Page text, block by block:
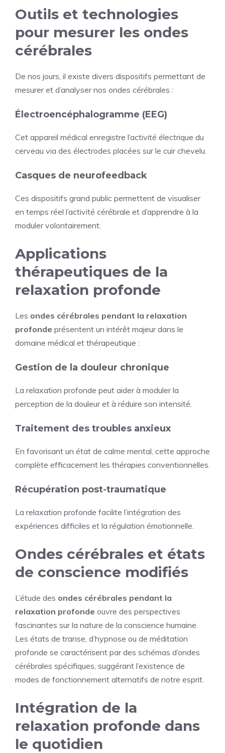
Outils et technologies
pour mesurer les ondes
cérébrales
De nos jours, il existe divers dispositifs permettant de
mesurer et d’analyser nos ondes cérébrales :
Électroencéphalogramme (EEG)
Cet appareil médical enregistre l’activité électrique du
cerveau via des électrodes placées sur le cuir chevelu.
Casques de neurofeedback
Ces dispositifs grand public permettent de visualiser
en temps réel l’activité cérébrale et d’apprendre à la
moduler volontairement.
Applications
thérapeutiques de la
relaxation profonde
Les ondes cérébrales pendant la relaxation
profonde présentent un intérêt majeur dans le
domaine médical et thérapeutique :
Gestion de la douleur chronique
La relaxation profonde peut aider à moduler la
perception de la douleur et à réduire son intensité.
Traitement des troubles anxieux
En favorisant un état de calme mental, cette approche
complète efficacement les thérapies conventionnelles.
Récupération post-traumatique
La relaxation profonde facilite l’intégration des
expériences difficiles et la régulation émotionnelle.
Ondes cérébrales et états
de conscience modifiés
L’étude des ondes cérébrales pendant la
relaxation profonde ouvre des perspectives
fascinantes sur la nature de la conscience humaine.
Les états de transe, d’hypnose ou de méditation
profonde se caractérisent par des schémas d’ondes
cérébrales spécifiques, suggérant l’existence de
modes de fonctionnement alternatifs de notre esprit.
Intégration de la
relaxation profonde dans
le quotidien